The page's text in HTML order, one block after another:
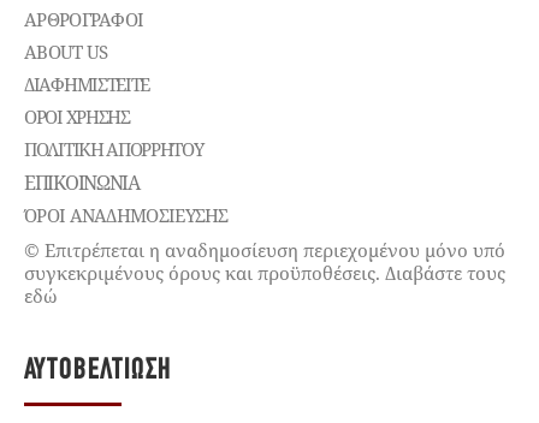
ΑΡΘΡΟΓΡΑΦΟΙ
ABOUT US
ΔΙΑΦΗΜΙΣΤΕΊΤΕ
ΌΡΟΙ ΧΡΉΣΗΣ
ΠΟΛΙΤΙΚΉ ΑΠΟΡΡΉΤΟΥ
ΕΠΙΚΟΙΝΩΝΊΑ
ΌΡΟΙ ΑΝΑΔΗΜΟΣΙΕΥΣΗΣ
© Επιτρέπεται η αναδημοσίευση περιεχομένου μόνο υπό
συγκεκριμένους όρους και προϋποθέσεις. Διαβάστε τους
εδώ
ΑΥΤΟΒΕΛΤΊΩΣΗ